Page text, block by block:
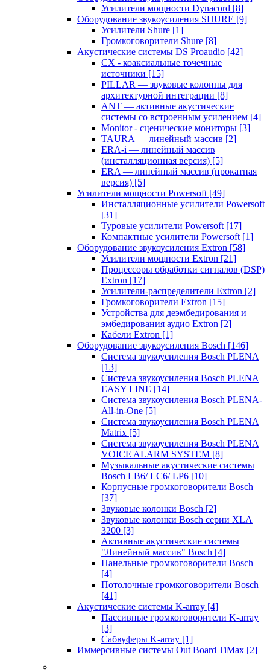
Усилители мощности Dynacord [8]
Оборудование звукоусиления SHURE [9]
Усилители Shure [1]
Громкоговорители Shure [8]
Акустические системы DS Proaudio [42]
CX - коаксиальные точечные
источники [15]
PILLAR — звуковые колонны для
архитектурной интеграции [8]
ANT — активные акустические
системы со встроенным усилением [4]
Monitor - сценические мониторы [3]
TAURA — линейный массив [2]
ERA-i — линейный массив
(инсталляционная версия) [5]
ERA — линейный массив (прокатная
версия) [5]
Усилители мощности Powersoft [49]
Инсталляционные усилители Powersoft
[31]
Туровые усилители Powersoft [17]
Компактные усилители Powersoft [1]
Оборудование звукоусиления Extron [58]
Усилители мощности Extron [21]
Процессоры обработки сигналов (DSP)
Extron [17]
Усилители-распределители Extron [2]
Громкоговорители Extron [15]
Устройства для деэмбедирования и
эмбедирования аудио Extron [2]
Кабели Extron [1]
Оборудование звукоусиления Bosch [146]
Система звукоусиления Bosch PLENA
[13]
Система звукоусиления Bosch PLENA
EASY LINE [14]
Система звукоусиления Bosch PLENA-
All-in-One [5]
Система звукоусиления Bosch PLENA
Matrix [5]
Система звукоусиления Bosch PLENA
VOICE ALARM SYSTEM [8]
Музыкальные акустические системы
Bosch LB6/ LC6/ LP6 [10]
Корпусные громкоговорители Bosch
[37]
Звуковые колонки Bosch [2]
Звуковые колонки Bosch серии XLA
3200 [3]
Активные акустические системы
"Линейный массив" Bosch [4]
Панельные громкоговорители Bosch
[4]
Потолочные громкоговорители Bosch
[41]
Акустические системы K-array [4]
Пассивные громкоговорители K-array
[3]
Сабвуферы K-array [1]
Иммерсивные системы Out Board TiMax [2]